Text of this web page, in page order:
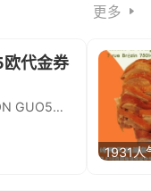
更多
代金券
郭氏夫妻肺片MAISON GUO5欧代金券限量兑换啦！
1931人